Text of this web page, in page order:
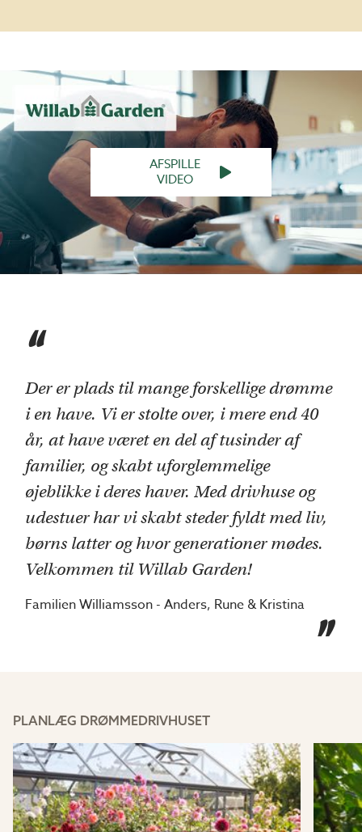
AFSPILLE
VIDEO
"
Der er plads til mange forskellige drømme
i en have. Vi er stolte over, i mere end 40
år, at have været en del af tusinder af
familier, og skabt uforglemmelige
øjeblikke i deres haver. Med drivhuse og
udestuer har vi skabt steder fyldt med liv,
børns latter og hvor generationer mødes.
Velkommen til Willab Garden!
Familien Williamsson - Anders, Rune & Kristina
"
PLANLÆG DRØMMEDRIVHUSET